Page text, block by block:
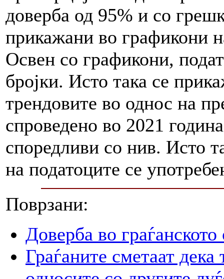
доверба од 95% и со
прикажани во графикони
Освен со графикони,
бројки. Исто така се
трендовите во однос на
спроведено во 2021
споредливи со нив. Исто
на податоците се
Поврзани:
Доверба во
Граѓаните сметаат